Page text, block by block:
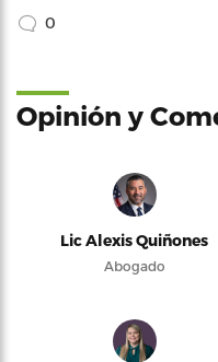
0
Opinión y
Lic Alexis Quiñones
Abogado